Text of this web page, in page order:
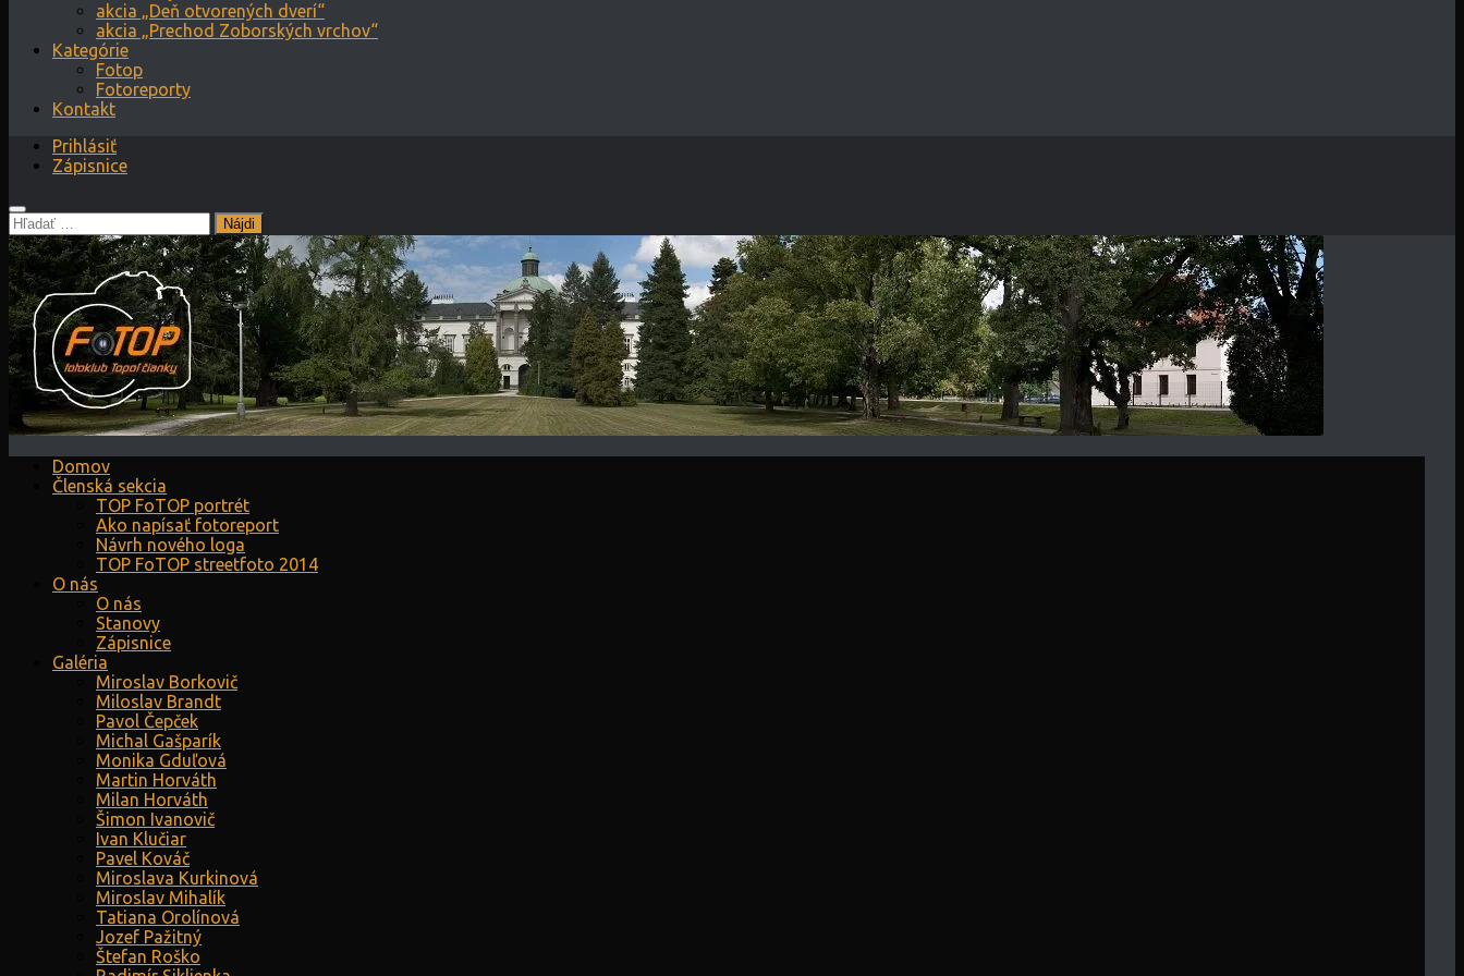
akcia „Deň otvorených dverí“
akcia „Prechod Zoborských vrchov“
Kategórie
Fotop
Fotoreporty
Kontakt
Prihlásiť
Zápisnice
Hľadať:
Domov
Členská sekcia
TOP FoTOP portrét
Ako napísať fotoreport
Návrh nového loga
TOP FoTOP streetfoto 2014
O nás
O nás
Stanovy
Zápisnice
Galéria
Miroslav Borkovič
Miloslav Brandt
Pavol Čepček
Michal Gašparík
Monika Gduľová
Martin Horváth
Milan Horváth
Šimon Ivanovič
Ivan Klučiar
Pavel Kováč
Miroslava Kurkinová
Miroslav Mihalík
Tatiana Orolínová
Jozef Pažitný
Štefan Roško